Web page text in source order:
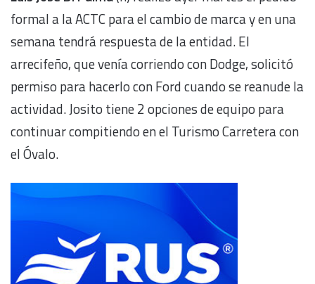
formal a la ACTC para el cambio de marca y en una
semana tendrá respuesta de la entidad. El
arrecifeño, que venía corriendo con Dodge, solicitó
permiso para hacerlo con Ford cuando se reanude la
actividad. Josito tiene 2 opciones de equipo para
continuar compitiendo en el Turismo Carretera con
el Óvalo.